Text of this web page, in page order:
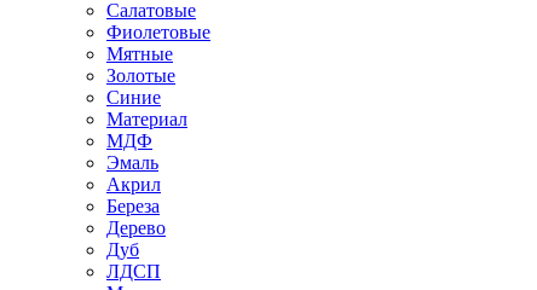
Салатовые
Фиолетовые
Мятные
Золотые
Синие
Материал
МДФ
Эмаль
Акрил
Береза
Дерево
Дуб
ЛДСП